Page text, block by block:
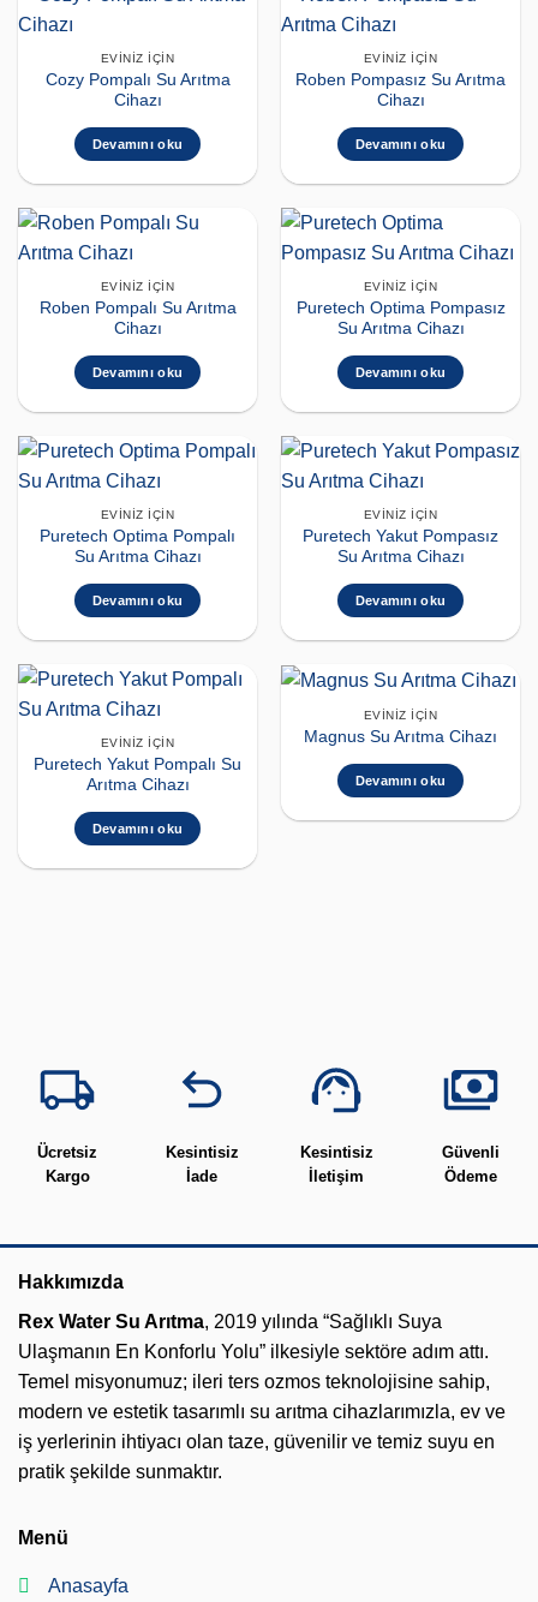
EVINIZ İÇIN
Cozy Pompalı Su Arıtma
Cihazı
Devamını oku
EVINIZ İÇIN
Roben Pompasız Su Arıtma
Cihazı
Devamını oku
EVINIZ İÇIN
Roben Pompalı Su Arıtma
Cihazı
Devamını oku
EVINIZ İÇIN
Puretech Optima Pompasız
Su Arıtma Cihazı
Devamını oku
EVINIZ İÇIN
Puretech Optima Pompalı
Su Arıtma Cihazı
Devamını oku
EVINIZ İÇIN
Puretech Yakut Pompasız
Su Arıtma Cihazı
Devamını oku
EVINIZ İÇIN
Puretech Yakut Pompalı Su
Arıtma Cihazı
Devamını oku
EVINIZ İÇIN
Magnus Su Arıtma Cihazı
Devamını oku
Ücretsiz
Kargo
Kesintisiz
İade
Kesintisiz
İletişim
Güvenli
Ödeme
Hakkımızda
Rex Water Su Arıtma, 2019 yılında “Sağlıklı Suya
Ulaşmanın En Konforlu Yolu” ilkesiyle sektöre adım attı.
Temel misyonumuz; ileri ters ozmos teknolojisine sahip,
modern ve estetik tasarımlı su arıtma cihazlarımızla, ev ve
iş yerlerinin ihtiyacı olan taze, güvenilir ve temiz suyu en
pratik şekilde sunmaktır.
Menü
Anasayfa